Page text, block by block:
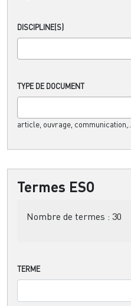
DISCIPLINE(S)
TYPE DE DOCUMENT
article, ouvrage, communication,....
Termes ESO
Nombre de termes : 30
TERME